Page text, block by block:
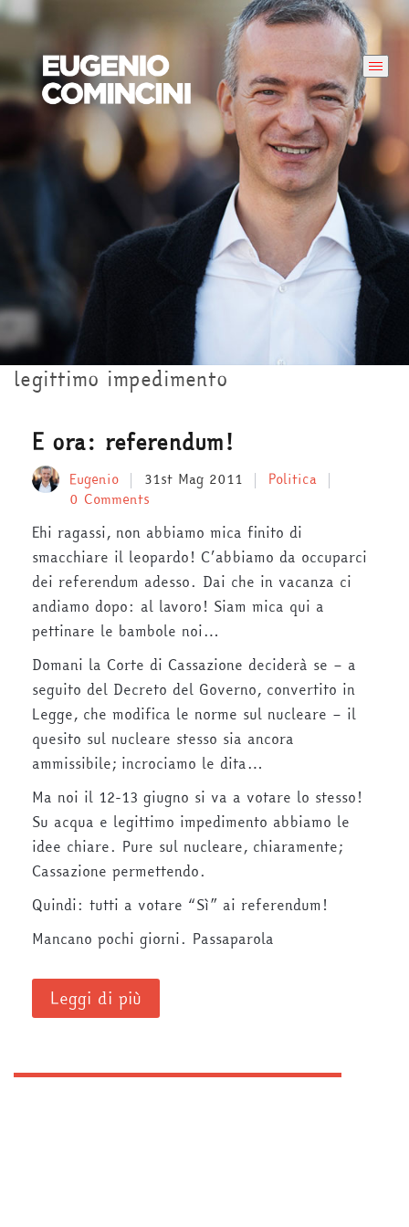
legittimo impedimento
E ora: referendum!
Eugenio 31st Mag 2011
Politica
0 Comments
Ehi ragassi, non abbiamo mica finito di
smacchiare il leopardo! C’abbiamo da occuparci
dei referendum adesso. Dai che in vacanza ci
andiamo dopo: al lavoro! Siam mica qui a
pettinare le bambole noi…
Domani la Corte di Cassazione deciderà se – a
seguito del Decreto del Governo, convertito in
Legge, che modifica le norme sul nucleare – il
quesito sul nucleare stesso sia ancora
ammissibile; incrociamo le dita…
Ma noi il 12-13 giugno si va a votare lo stesso!
Su acqua e legittimo impedimento abbiamo le
idee chiare. Pure sul nucleare, chiaramente;
Cassazione permettendo.
Quindi: tutti a votare “Sì” ai referendum!
Mancano pochi giorni. Passaparola
Leggi di più